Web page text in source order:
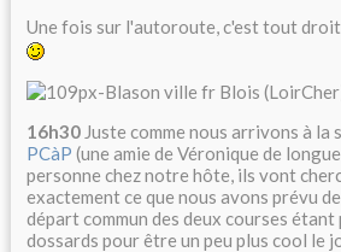
Une fois sur l'autoroute, c'est tout
16h30 Juste comme nous arrivons à
PCàP (une amie de Véronique de
personne chez notre hôte, ils vont
exactement ce que nous avons prévu
départ commun des deux courses
dossards pour être un peu plus cool le